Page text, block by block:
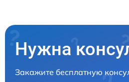
Нужна
Закажите бесплатную